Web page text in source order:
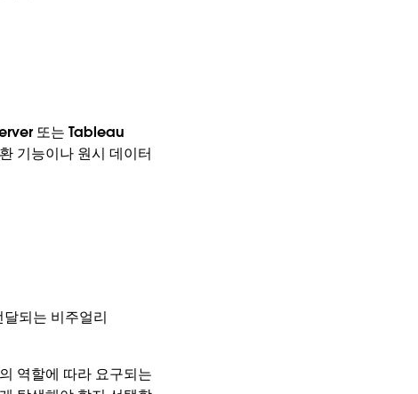
또는 Tableau
기능이나 원시 데이터
되는 비주얼리
역할에 따라 요구되는